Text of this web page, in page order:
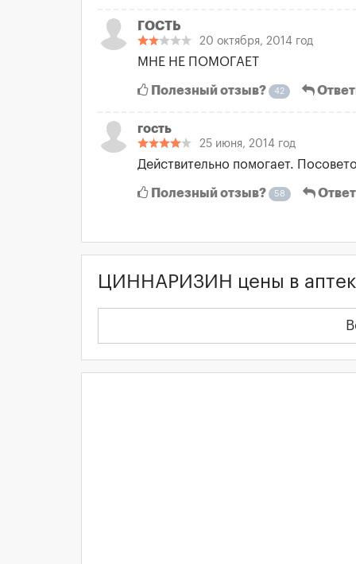
ГОСТЬ
20 октября, 2014 год
МНЕ НЕ ПОМОГАЕТ
Полезный отзыв? 42
гость
25 июня, 2014 год
Действительно помогает.
Полезный отзыв? 58
ЦИННАРИЗИН цены в